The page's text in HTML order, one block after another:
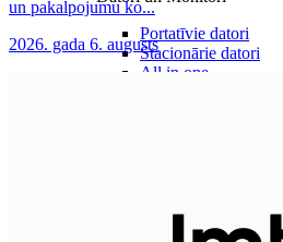
Portatīvie datori
Stacionārie datori
All in one
Spēles un kontrolieri
un pakalpojumu ko...
2026. gada 6. augusts